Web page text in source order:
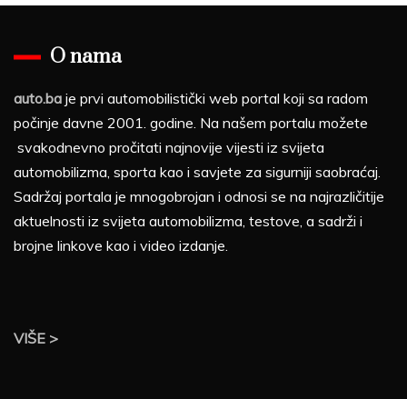
O nama
auto.ba je prvi automobilistički web portal koji sa radom
počinje davne 2001. godine. Na našem portalu možete
svakodnevno pročitati najnovije vijesti iz svijeta
automobilizma, sporta kao i savjete za sigurniji saobraćaj.
Sadržaj portala je mnogobrojan i odnosi se na najrazličitije
aktuelnosti iz svijeta automobilizma, testove, a sadrži i
brojne linkove kao i video izdanje.
VIŠE >